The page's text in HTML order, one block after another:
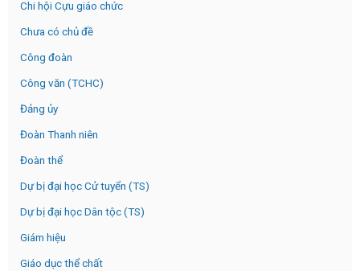
Chi hội Cựu giáo chức
Chưa có chủ đề
Công đoàn
Công văn (TCHC)
Đảng ủy
Đoàn Thanh niên
Đoàn thể
Dự bị đại học Cử tuyển (TS)
Dự bị đại học Dân tộc (TS)
Giám hiệu
Giáo dục thể chất